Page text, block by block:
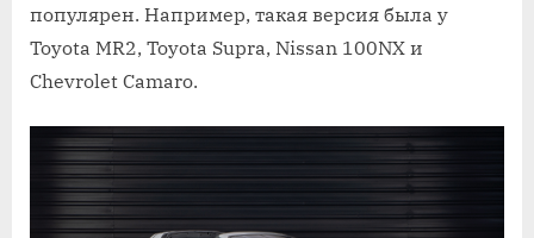
популярен. Например, такая версия была у
Toyota MR2, Toyota Supra, Nissan 100NX и
Chevrolet Camaro.